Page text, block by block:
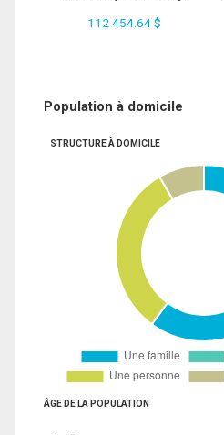
112 454.64 $
Population à domicile
STRUCTURE À DOMICILE
ÂGE DE LA POPULATION